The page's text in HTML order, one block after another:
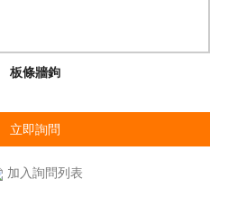
板條牆鉤
立即詢問
加入詢問列表